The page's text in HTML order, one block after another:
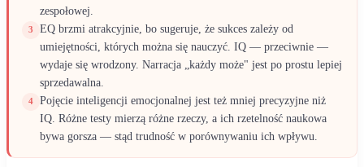
zespołowej.
3
EQ brzmi atrakcyjnie, bo sugeruje, że sukces zależy od
umiejętności, których można się nauczyć. IQ — przeciwnie —
wydaje się wrodzony. Narracja „każdy może" jest po prostu lepiej
sprzedawalna.
4
Pojęcie inteligencji emocjonalnej jest też mniej precyzyjne niż
IQ. Różne testy mierzą różne rzeczy, a ich rzetelność naukowa
bywa gorsza — stąd trudność w porównywaniu ich wpływu.